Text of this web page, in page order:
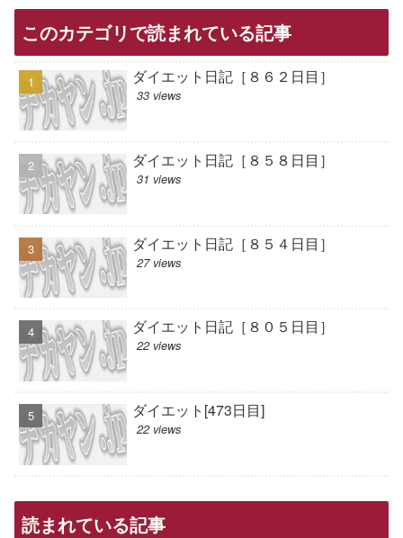
このカテゴリで読まれている記事
ダイエット日記［８６２日目］
33 views
ダイエット日記［８５８日目］
31 views
ダイエット日記［８５４日目］
27 views
ダイエット日記［８０５日目］
22 views
ダイエット[473日目]
22 views
読まれている記事